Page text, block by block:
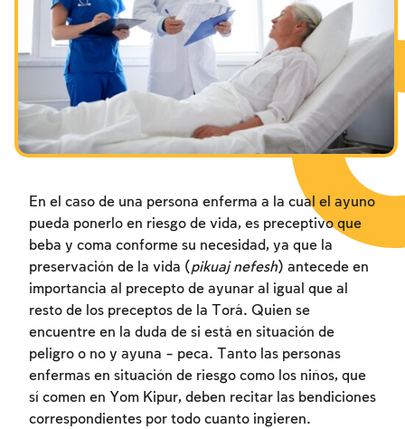
Los ayunos por la destrucción del Templo
Janucá
En el caso de una persona enferma a la cual el ayuno
pueda ponerlo en riesgo de vida, es preceptivo que
beba y coma conforme su necesidad, ya que la
preservación de la vida (pikuaj nefesh) antecede en
importancia al precepto de ayunar al igual que al
resto de los preceptos de la Torá. Quien se
encuentre en la duda de si está en situación de
peligro o no y ayuna – peca. Tanto las personas
enfermas en situación de riesgo como los niños, que
sí comen en Yom Kipur, deben recitar las bendiciones
correspondientes por todo cuanto ingieren.